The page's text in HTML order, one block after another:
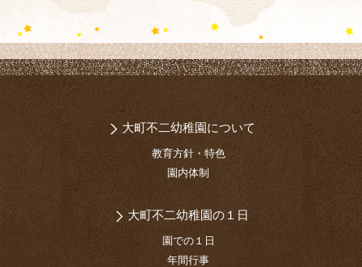
大町不二幼稚園について
教育方針・特色
園内体制
大町不二幼稚園の１日
園での１日
年間行事